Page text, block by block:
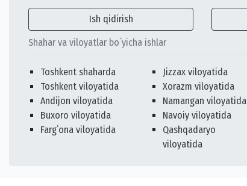
Ish qidirish
Shahar va viloyatlar bo`yicha ishlar
Toshkent shaharda
Toshkent viloyatida
Andijon viloyatida
Buxoro viloyatida
Fargʻona viloyatida
Jizzax viloyatida
Xorazm viloyatida
Namangan viloyatida
Navoiy viloyatida
Qashqadaryo
viloyatida